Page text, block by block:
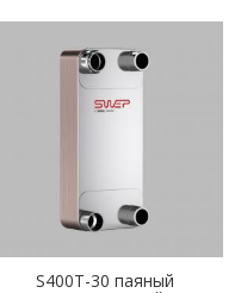
S400T-30 паяный